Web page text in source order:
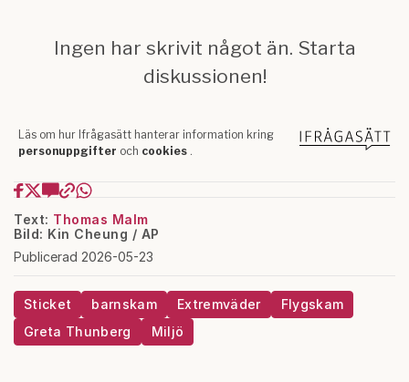
Text: Thomas Malm
Bild: Kin Cheung / AP
Publicerad 2026-05-23
Sticket barnskam Extremväder
Flygskam
Greta Thunberg
Miljö